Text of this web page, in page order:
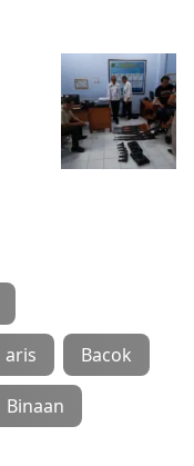
aris Bacok
Binaan